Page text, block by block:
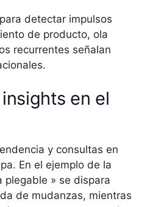
detectar impulsos
de producto, ola
recurrentes señalan
en el
y consultas en
En el ejemplo de la
plegable » se dispara
de mudanzas, mientras